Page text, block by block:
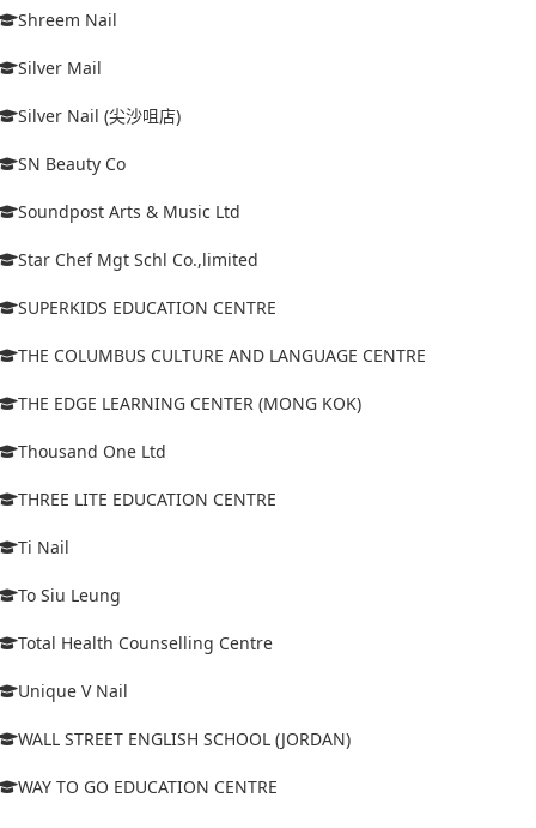
Shreem Nail
Silver Mail
Silver Nail (尖沙咀店)
SN Beauty Co
Soundpost Arts & Music Ltd
Star Chef Mgt Schl Co.,limited
SUPERKIDS EDUCATION CENTRE
THE COLUMBUS CULTURE AND LANGUAGE CENTRE
THE EDGE LEARNING CENTER (MONG KOK)
Thousand One Ltd
THREE LITE EDUCATION CENTRE
Ti Nail
To Siu Leung
Total Health Counselling Centre
Unique V Nail
WALL STREET ENGLISH SCHOOL (JORDAN)
WAY TO GO EDUCATION CENTRE